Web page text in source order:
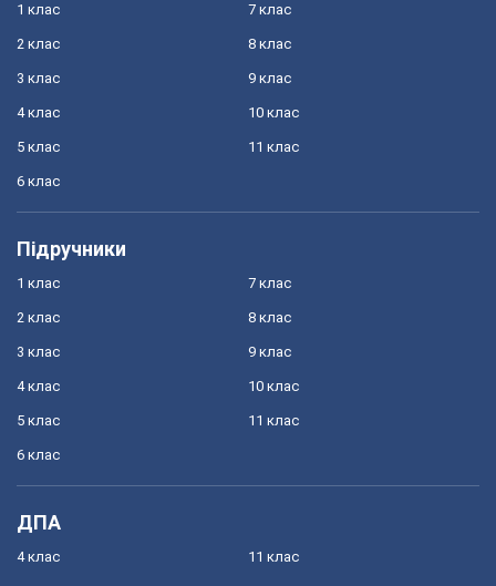
1 клас
2 клас
3 клас
4 клас
5 клас
6 клас
7 клас
8 клас
9 клас
10 клас
11 клас
Підручники
1 клас
2 клас
3 клас
4 клас
5 клас
6 клас
7 клас
8 клас
9 клас
10 клас
11 клас
ДПА
4 клас 11 клас